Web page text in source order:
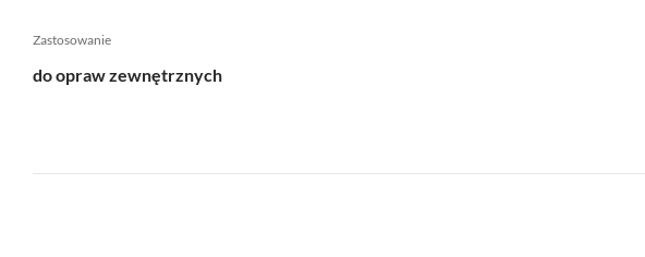
Zastosowanie
do opraw zewnętrznych